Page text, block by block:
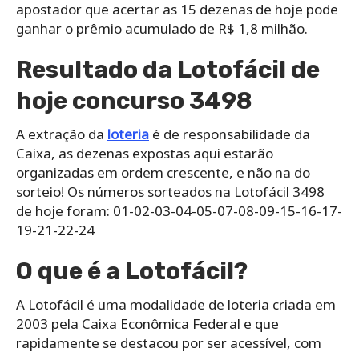
apostador que acertar as 15 dezenas de hoje pode
ganhar o prêmio acumulado de R$ 1,8 milhão.
Resultado da Lotofácil de
hoje concurso 3498
A extração da loteria é de responsabilidade da
Caixa, as dezenas expostas aqui estarão
organizadas em ordem crescente, e não na do
sorteio! Os números sorteados na Lotofácil 3498
de hoje foram: 01-02-03-04-05-07-08-09-15-16-17-
19-21-22-24
O que é a Lotofácil?
A Lotofácil é uma modalidade de loteria criada em
2003 pela Caixa Econômica Federal e que
rapidamente se destacou por ser acessível, com